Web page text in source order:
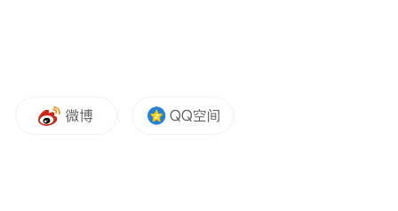
委、组织部部长。